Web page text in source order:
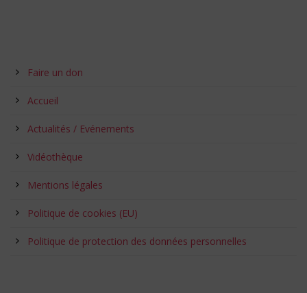
Faire un don
Accueil
Actualités / Evénements
Vidéothèque
Mentions légales
Politique de cookies (EU)
Politique de protection des données personnelles